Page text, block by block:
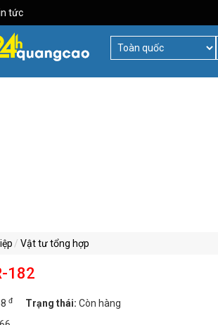
tức
Vật tư tổng hợp
182
đ Trạng thái: Còn hàng